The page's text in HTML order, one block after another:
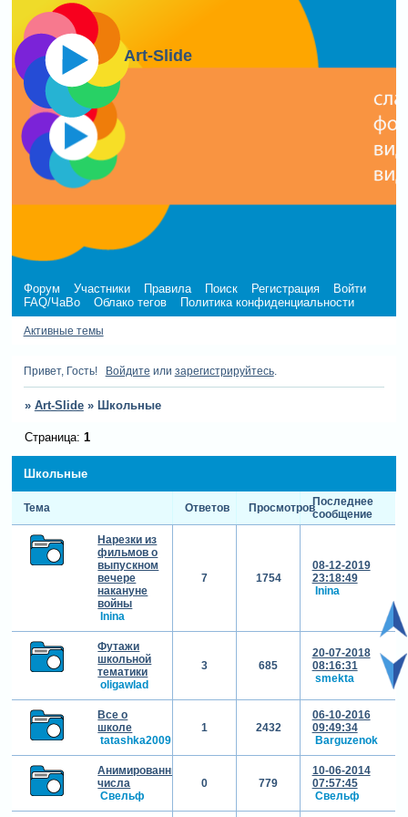
Art-Slide
Форум Участники Правила Поиск Регистрация
Войти
FAQ/ЧаВо
Облако тегов Политика конфиденциальности
Активные темы
Привет, Гость! Войдите или зарегистрируйтесь.
» Art-Slide » Школьные
Школьные
Страница: 1
Тема Ответов ПросмотровПоследнее
сообщение
Нарезки из
фильмов о
выпускном
вечере
накануне
войны
Inina
7 1754
08-12-2019
23:18:49
Inina
Футажи
школьной
тематики
oligawlad
3 685
20-07-2018
08:16:31
smekta
Все о
школе
tatashka2009
1 2432
06-10-2016
09:49:34
Barguzenok
Анимированные
числа
Свельф
0 779
10-06-2014
07:57:45
Свельф